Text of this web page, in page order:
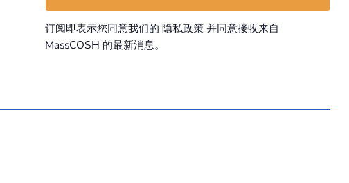
订阅即表示您同意我们的 隐私政策并同意接收来自
MassCOSH 的最新消息。